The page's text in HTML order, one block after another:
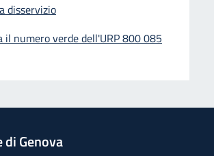
disservizio
il numero verde dell'URP 800 085
di Genova